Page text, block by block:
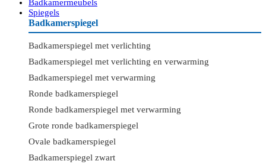
Badkamermeubels
Spiegels
Badkamerspiegel
Badkamerspiegel met verlichting
Badkamerspiegel met verlichting en verwarming
Badkamerspiegel met verwarming
Ronde badkamerspiegel
Ronde badkamerspiegel met verwarming
Grote ronde badkamerspiegel
Ovale badkamerspiegel
Badkamerspiegel zwart